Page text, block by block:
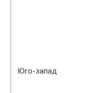
Юго-запад